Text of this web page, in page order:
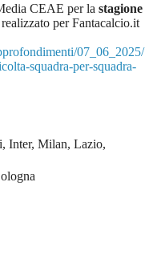
CEAE per la stagione
per Fantacalcio.it
07_06_2025/
squadra-per-squadra-
Inter, Milan, Lazio,